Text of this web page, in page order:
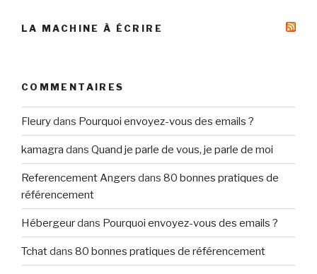
LA MACHINE À ÉCRIRE
COMMENTAIRES
Fleurydans Pourquoi envoyez-vous des emails ?
kamagra dans Quand je parle de vous, je parle de moi
Referencement Angers dans 80 bonnes pratiques de
référencement
Hébergeurdans Pourquoi envoyez-vous des emails ?
Tchatdans 80 bonnes pratiques de référencement